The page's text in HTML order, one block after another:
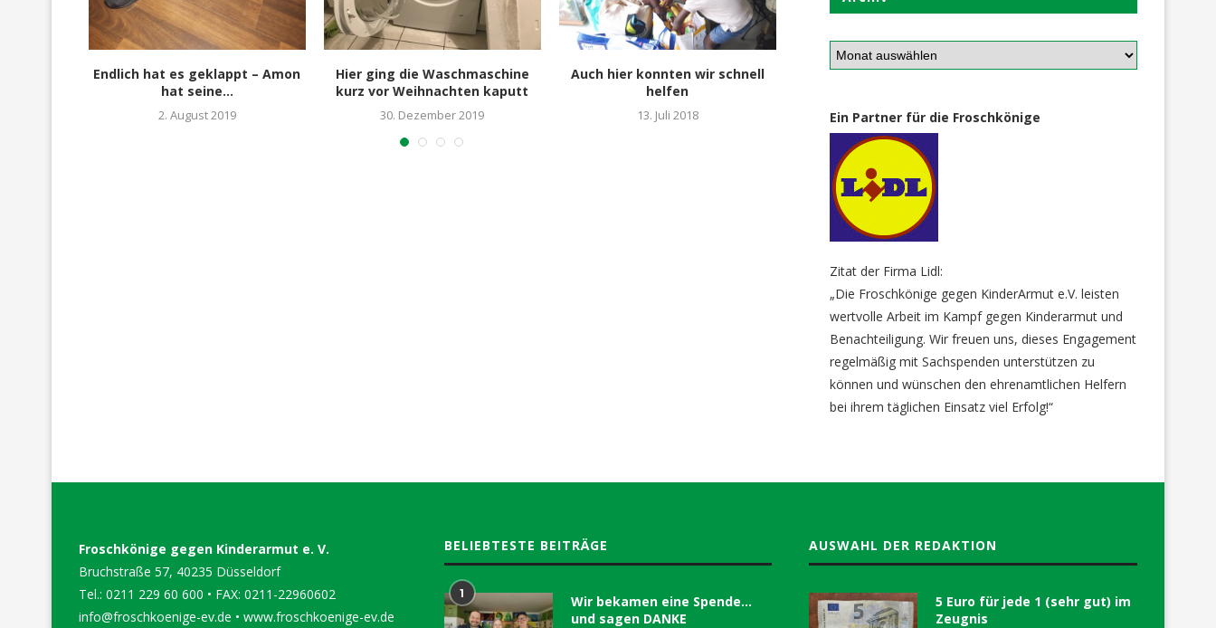
Endlich hat es geklappt – Amon
hat seine...
2. August 2019
Hier ging die Waschmaschine
kurz vor Weihnachten kaputt
30. Dezember 2019
Auch hier konnten wir schnell
helfen
13. Juli 2018
„Zeitgeschenk“: Kino wurde
10. Mai 2026
Auch hier wurden die
Ein Partner für die Froschkönige
Zitat der Firma Lidl:
„Die Froschkönige gegen KinderArmut e.V. leisten
wertvolle Arbeit im Kampf gegen Kinderarmut und
Benachteiligung. Wir freuen uns, dieses Engagement
regelmäßig mit Sachspenden unterstützen zu
können und wünschen den ehrenamtlichen Helfern
bei ihrem täglichen Einsatz viel Erfolg!“
Froschkönige gegen Kinderarmut e. V.
Bruchstraße 57, 40235 Düsseldorf
Tel.: 0211 229 60 600 • FAX: 0211-22960602
info@froschkoenige-ev.de • www.froschkoenige-ev.de
BELIEBTESTE BEITRÄGE
1
Wir bekamen eine Spende…
und sagen DANKE
AUSWAHL DER REDAKTION
5 Euro für jede 1 (sehr gut) im
Zeugnis